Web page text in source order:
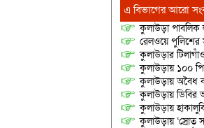
এ বিভাগের আরো
কুলাউড়া পাবলিক
রেলওয়ে পুলিশের
কুলাউড়ার টিলাগাঁও
কুলাউড়ায় ১০০
কুলাউড়ায় অবৈধ
কুলাউড়ায়
কুলাউড়ায়
কুলাউড়ায় ‘স্রোত